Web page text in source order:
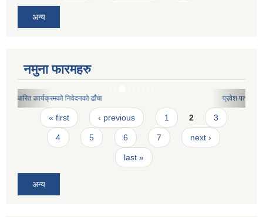
अन्य
नमुना फारमहरु
प्रवेश पत्र
Pages
« first ‹ previous 1 2 3
4 5 6 7 next ›
last »
अन्य